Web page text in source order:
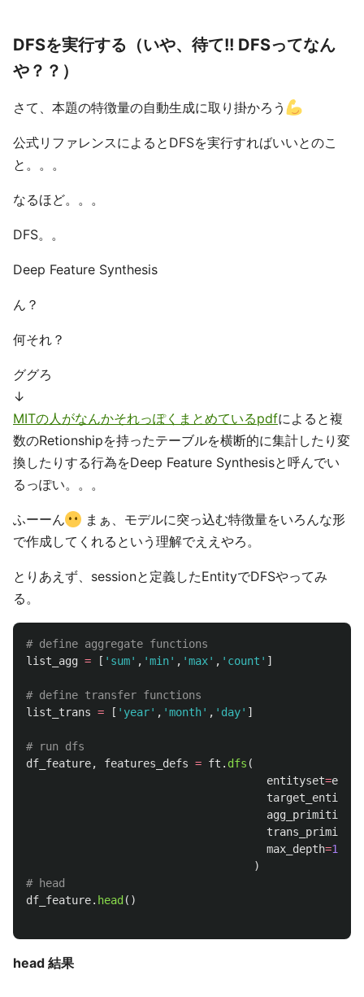
DFSを実行する（いや、待て!! DFSってなん
や？？）
さて、本題の特徴量の自動生成に取り掛かろう
公式リファレンスによるとDFSを実行すればいいとのこ
と。。。
なるほど。。。
DFS。。
Deep Feature Synthesis
ん？
何それ？
ググろ
↓
MITの人がなんかそれっぽくまとめているpdfによると複
数のRetionshipを持ったテーブルを横断的に集計したり変
換したりする行為をDeep Feature Synthesisと呼んでい
るっぽい。。。
ふーーん
まぁ、モデルに突っ込む特徴量をいろんな形
で作成してくれるという理解でええやろ。
とりあえず、sessionと定義したEntityでDFSやってみ
る。
list_agg = [ ' sum' , 'min' , 'max' , ' count ' ]
list_trans = [ ' year' , 'month' , ' day' ]
df_feature, features_defs = ft . dfs (
entityset=es
target_entity
agg_primitives
max_depth=1
)
df_feature. head ()
head 結果